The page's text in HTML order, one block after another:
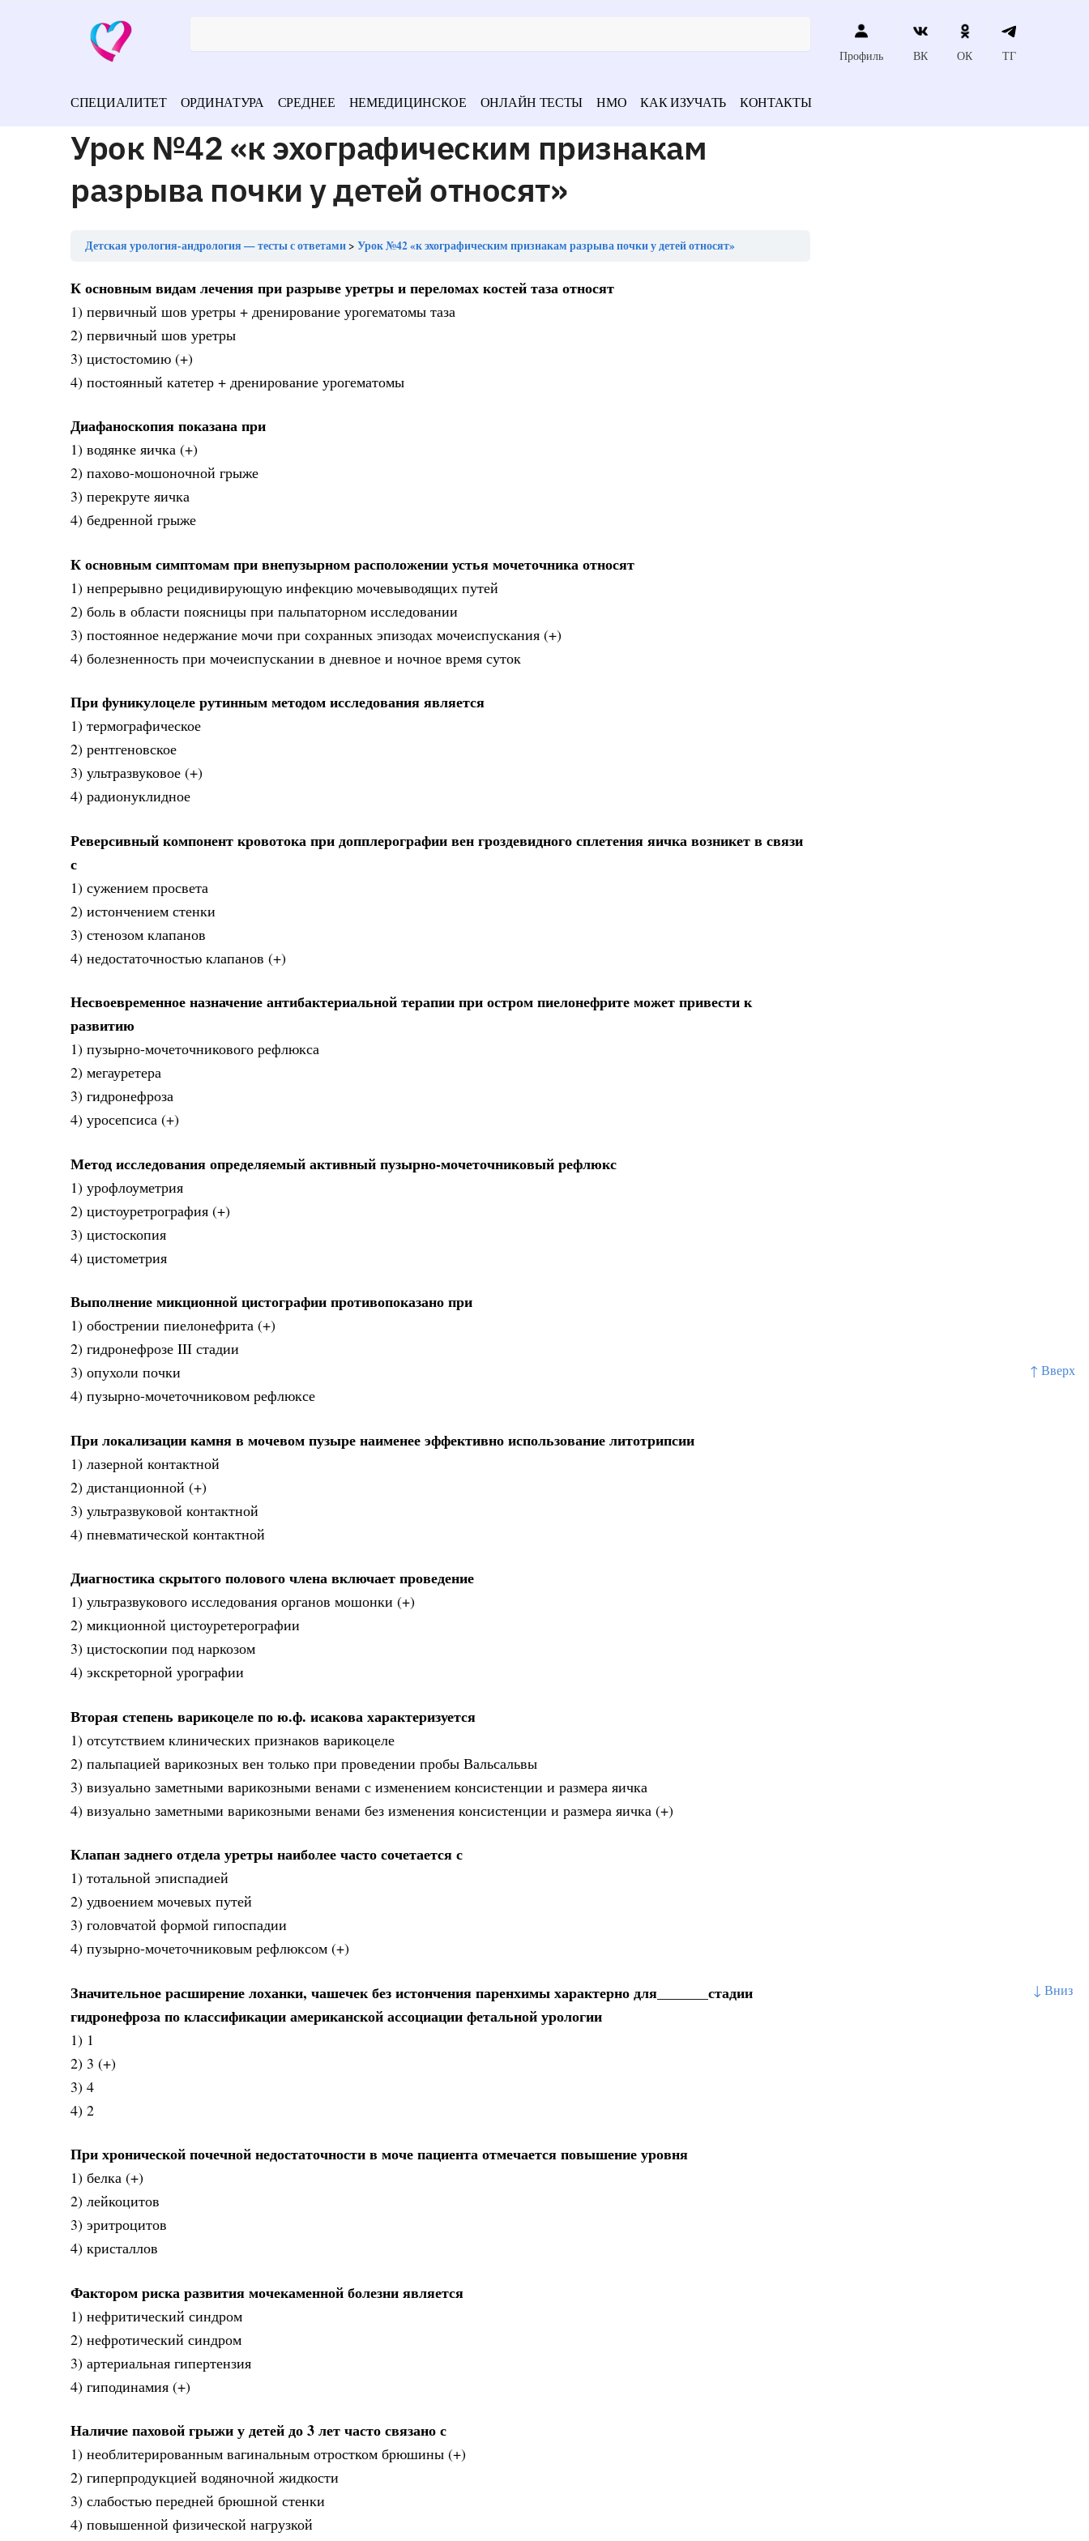
↑ Вверх
↓ Вниз
Профиль ВК ОК ТГ
СПЕЦИАЛИТЕТ ОРДИНАТУРА СРЕДНЕЕ НЕМЕДИЦИНСКОЕ ОНЛАЙН ТЕСТЫ НМО КАК ИЗУЧАТЬ КОНТАКТЫ
Урок №42 «к эхографическим признакам
разрыва почки у детей относят»
Детская урология-андрология — тесты с ответами Урок №42 «к эхографическим признакам разрыва почки у детей относят»
К основным видам лечения при разрыве уретры и переломах костей таза относят
1) первичный шов уретры + дренирование урогематомы таза
2) первичный шов уретры
3) цистостомию (+)
4) постоянный катетер + дренирование урогематомы
Диафаноскопия показана при
1) водянке яичка (+)
2) пахово-мошоночной грыже
3) перекруте яичка
4) бедренной грыже
К основным симптомам при внепузырном расположении устья мочеточника относят
1) непрерывно рецидивирующую инфекцию мочевыводящих путей
2) боль в области поясницы при пальпаторном исследовании
3) постоянное недержание мочи при сохранных эпизодах мочеиспускания (+)
4) болезненность при мочеиспускании в дневное и ночное время суток
При фуникулоцеле рутинным методом исследования является
1) термографическое
2) рентгеновское
3) ультразвуковое (+)
4) радионуклидное
Реверсивный компонент кровотока при допплерографии вен гроздевидного сплетения яичка возникет в связи
с
1) сужением просвета
2) истончением стенки
3) стенозом клапанов
4) недостаточностью клапанов (+)
Несвоевременное назначение антибактериальной терапии при остром пиелонефрите может привести к
развитию
1) пузырно-мочеточникового рефлюкса
2) мегауретера
3) гидронефроза
4) уросепсиса (+)
Метод исследования определяемый активный пузырно-мочеточниковый рефлюкс
1) урофлоуметрия
2) цистоуретрография (+)
3) цистоскопия
4) цистометрия
Выполнение микционной цистографии противопоказано при
1) обострении пиелонефрита (+)
2) гидронефрозе III стадии
3) опухоли почки
4) пузырно-мочеточниковом рефлюксе
При локализации камня в мочевом пузыре наименее эффективно использование литотрипсии
1) лазерной контактной
2) дистанционной (+)
3) ультразвуковой контактной
4) пневматической контактной
Диагностика скрытого полового члена включает проведение
1) ультразвукового исследования органов мошонки (+)
2) микционной цистоуретерографии
3) цистоскопии под наркозом
4) экскреторной урографии
Вторая степень варикоцеле по ю.ф. исакова характеризуется
1) отсутствием клинических признаков варикоцеле
2) пальпацией варикозных вен только при проведении пробы Вальсальвы
3) визуально заметными варикозными венами с изменением консистенции и размера яичка
4) визуально заметными варикозными венами без изменения консистенции и размера яичка (+)
Клапан заднего отдела уретры наиболее часто сочетается с
1) тотальной эписпадией
2) удвоением мочевых путей
3) головчатой формой гипоспадии
4) пузырно-мочеточниковым рефлюксом (+)
Значительное расширение лоханки, чашечек без истончения паренхимы характерно для_______стадии
гидронефроза по классификации американской ассоциации фетальной урологии
1) 1
2) 3 (+)
3) 4
4) 2
При хронической почечной недостаточности в моче пациента отмечается повышение уровня
1) белка (+)
2) лейкоцитов
3) эритроцитов
4) кристаллов
Фактором риска развития мочекаменной болезни является
1) нефритический синдром
2) нефротический синдром
3) артериальная гипертензия
4) гиподинамия (+)
Наличие паховой грыжи у детей до 3 лет часто связано с
1) необлитерированным вагинальным отростком брюшины (+)
2) гиперпродукцией водяночной жидкости
3) слабостью передней брюшной стенки
4) повышенной физической нагрузкой